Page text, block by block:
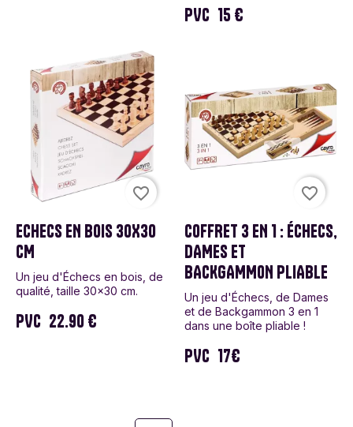
PVC 15 €
ECHECS EN BOIS 30X30
CM
Un jeu d'Échecs en bois, de
qualité, taille 30x30 cm.
PVC 22.90 €
favorite_border
COFFRET 3 EN 1 : ÉCHECS,
DAMES ET
BACKGAMMON PLIABLE
Un jeu d'Échecs, de Dames
et de Backgammon 3 en 1
dans une boîte pliable !
PVC 17€
favorite_border